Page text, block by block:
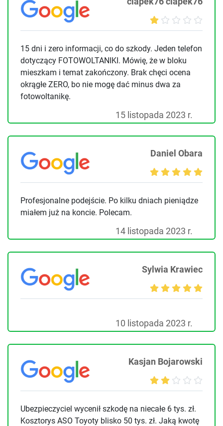
15 dni i zero informacji, co do szkody. Jeden telefon
dotyczący FOTOWOLTANIKI. Mówię, że w bloku
mieszkam i temat zakończony. Brak chęci ocena
okrągłe ZERO, bo nie mogę dać minus dwa za
fotowoltanikę.
15 listopada 2023 r.
Daniel Obara
Profesjonalne podejście. Po kilku dniach pieniądze
miałem już na koncie. Polecam.
14 listopada 2023 r.
Sylwia Krawiec
10 listopada 2023 r.
Kasjan Bojarowski
Ubezpieczyciel wycenił szkodę na niecałe 6 tys. zł.
Kosztorys ASO Toyoty blisko 50 tys. zł. Jaką kwotę